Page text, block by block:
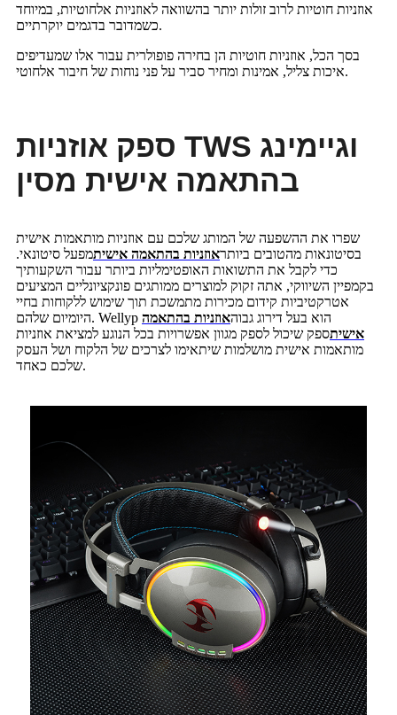
אוזניות חוטיות לרוב זולות יותר בהשוואה לאוזניות אלחוטיות, במיוחד
כשמדובר בדגמים יוקרתיים.
בסך הכל, אוזניות חוטיות הן בחירה פופולרית עבור אלו שמעדיפים
איכות צליל, אמינות ומחיר סביר על פני נוחות של חיבור אלחוטי.
ספק אוזניות TWS וגיימינג
בהתאמה אישית מסין
שפרו את ההשפעה של המותג שלכם עם אוזניות מותאמות אישית
בסיטונאות מהטובים ביותראוזניות בהתאמה אישיתמפעל סיטונאי.
כדי לקבל את התשואות האופטימליות ביותר עבור השקעותיך
בקמפיין השיווקי, אתה זקוק למוצרים ממותגים פונקציונליים המציעים
אטרקטיביות קידום מכירות מתמשכת תוך שימוש ללקוחות בחיי
היומיום שלהם. Wellyp הוא בעל דירוג גבוהאוזניות בהתאמה
אישיתספק שיכול לספק מגוון אפשרויות בכל הנוגע למציאת אוזניות
מותאמות אישית מושלמות שיתאימו לצרכים של הלקוח ושל העסק
שלכם כאחד.